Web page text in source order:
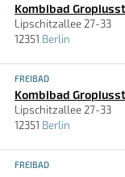
Kombibad
Lipschitzallee 27-33
12351 Berlin
FREIBAD
Kombibad
Lipschitzallee 27-33
12351 Berlin
FREIBAD